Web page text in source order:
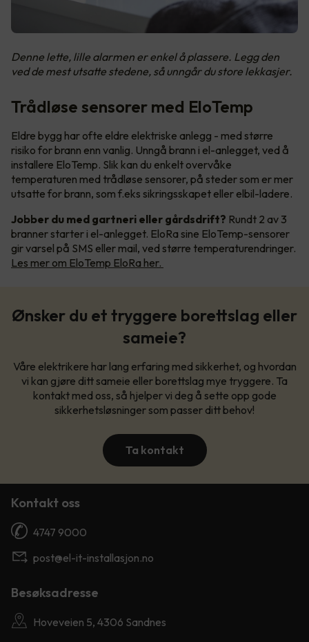
Denne lette, lille alarmen er enkel å plassere. Legg den
ved de mest utsatte stedene, så unngår du store lekkasjer.
Trådløse sensorer med EloTemp
Eldre bygg har ofte eldre elektriske anlegg - med større
risiko for brann enn vanlig. Unngå brann i el-anlegget, ved å
installere EloTemp. Slik kan du enkelt overvåke
temperaturen med trådløse sensorer, på steder som er mer
utsatte for brann, som f.eks sikringsskapet eller elbil-ladere.
Jobber du med gartneri eller gårdsdrift? Rundt 2 av 3
branner starter i el-anlegget. EloRa sine EloTemp-sensorer
gir varsel på SMS eller mail, ved større temperaturendringer.
Les mer om EloTemp EloRa her.
Ønsker du et tryggere borettslag eller
sameie?
Våre elektrikere har lang erfaring med sikkerhet, og hvordan
vi kan gjøre ditt sameie eller borettslag mye tryggere. Ta
kontakt med oss, så hjelper vi deg å sette opp gode
sikkerhetsløsninger som passer ditt behov!
Ta kontakt
Kontakt oss
4747 9000
post@el-it-installasjon.no
Besøksadresse
Hoveveien 5, 4306 Sandnes